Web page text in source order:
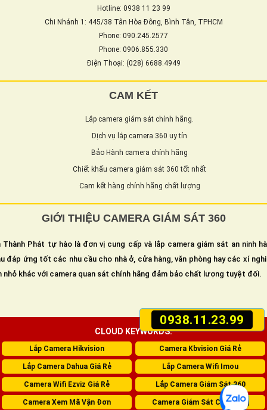
0938.11.23.99
Hotline: 0938 11 23 99
Chi Nhánh 1: 445/38 Tân Hòa Đông, Bình Tân, TPHCM
Phone: 090.245.2577
Phone: 0906.855.330
Điện Thoại: (028) 6688.4949
CAM KẾT
Lắp camera giám sát chính hãng.
Dịch vụ lắp camera 360 uy tín
Bảo Hành camera chính hãng
Chiết khấu camera giám sát 360 tốt nhất
Cam kết hàng chính hãng chất lượng
GIỚI THIỆU CAMERA GIÁM SÁT 360
Thành Phát tự hào là đơn vị cung cấp và lắp camera giám sát an ninh
đáp ứng tốt các nhu cầu cho nhà ở, cửa hàng, văn phòng hay các xí
nhỏ khác với camera quan sát chính hãng đảm bảo chất lượng tuyệt đối.
CLOUD KEYWORDS:
Lắp Camera Hikvision Camera Kbvision Giá Rẻ
Lắp Camera Dahua Giá Rẻ Lắp Camera Wifi Imou
Camera Wifi Ezviz Giá Rẻ Lắp Camera Giám Sát 360
Camera Xem Mã Vận Đơn Camera Giám Sát Cửa Hàng